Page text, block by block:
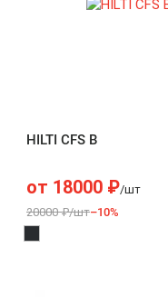
HILTI CFS B
от 18000₽/шт
20000 ₽/шт–10%